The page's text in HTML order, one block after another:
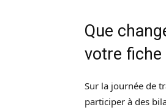
Que
votre fiche
Sur la journée de
participer à des